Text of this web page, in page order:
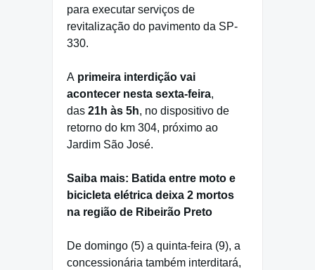
para executar serviços de
revitalização do pavimento da SP-
330.
A primeira interdição vai
acontecer nesta sexta-feira,
das 21h às 5h, no dispositivo de
retorno do km 304, próximo ao
Jardim São José.
Saiba mais: Batida entre moto e
bicicleta elétrica deixa 2 mortos
na região de Ribeirão Preto
De domingo (5) a quinta-feira (9), a
concessionária também interditará,